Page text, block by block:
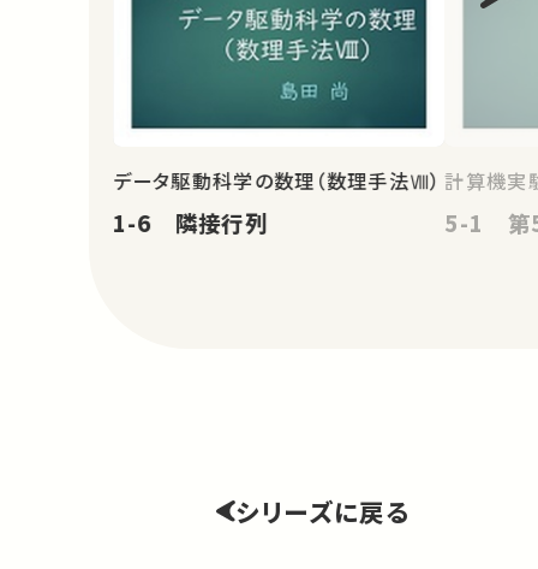
データ駆動科学の数理（数理手法Ⅷ）
1-6 隣接行列
計算機実
5-1 第
シリーズに戻る